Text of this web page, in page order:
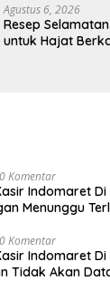
Agustus 6, 2026
Resep
untuk Hajat
0 Komentar
Indomaret Di
Menunggu
0 Komentar
Indomaret Di
Tidak Akan